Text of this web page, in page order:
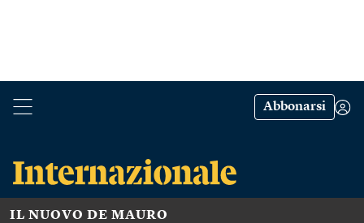
Abbonarsi
IL NUOVO DE MAURO